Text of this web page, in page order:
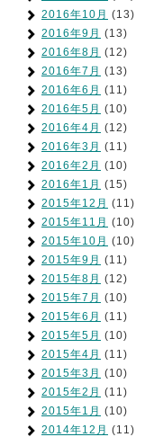
2016年10月 (13)
2016年9月 (13)
2016年8月 (12)
2016年7月 (13)
2016年6月 (11)
2016年5月 (10)
2016年4月 (12)
2016年3月 (11)
2016年2月 (10)
2016年1月 (15)
2015年12月 (11)
2015年11月 (10)
2015年10月 (10)
2015年9月 (11)
2015年8月 (12)
2015年7月 (10)
2015年6月 (11)
2015年5月 (10)
2015年4月 (11)
2015年3月 (10)
2015年2月 (11)
2015年1月 (10)
2014年12月 (11)